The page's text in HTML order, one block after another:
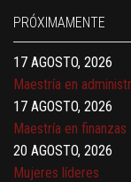
PRÓXIMAMENTE
17 AGOSTO, 2026
Gerencia de
17 AGOSTO, 2026
Maestría en
17 AGOSTO, 2026
Maestría en finanzas
20 AGOSTO, 2026
Mujeres líderes